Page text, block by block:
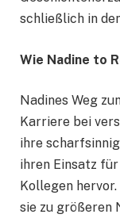
schließlich in
Wie Nadine to
Nadines Weg
Karriere bei
ihre
ihren Einsatz
Kollegen
sie zu größeren